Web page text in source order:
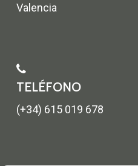
Valencia
TELÉFONO
(+34) 615 019 678